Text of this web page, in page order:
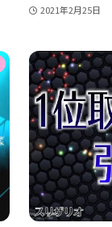
2021年2月25日